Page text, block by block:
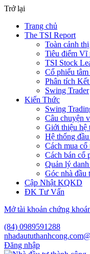
Trở lại
Trang chủ
The TSI Report
Toàn cảnh
Tiêu điểm Vĩ
TSI Stock
Cổ phiếu
Phân tích
Swing Trader
Kiến Thức
Swing
Câu chuyện
Giới thiệu
Hệ thống
Cách mua cổ
Cách bán cổ
Quản lý
Góc nhà đầu
Cập Nhật KQKD
ĐK Tư Vấn
Mở tài khoản chứng
(84) 0989591288
Đăng nhập